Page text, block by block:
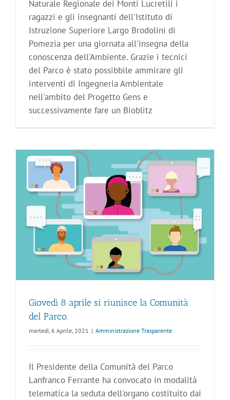
Naturale Regionale dei Monti Lucretili i
ragazzi e gli insegnanti dell'Istituto di
Istruzione Superiore Largo Brodolini di
Pomezia per una giornata all'insegna della
conoscenza dell'Ambiente. Grazie i tecnici
del Parco è stato possibbile ammirare gli
interventi di Ingegneria Ambientale
nell'ambito del Progetto Gens e
successivamente fare un Bioblitz
Giovedì 8 aprile si riunisce la Comunità
del Parco.
martedì, 6 Aprile, 2021 | Amministrazione Trasparente
Il Presidente della Comunità del Parco
Lanfranco Ferrante ha convocato in modalità
telematica la seduta dell'organo costituito dai